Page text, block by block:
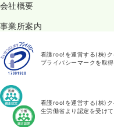
会社概要
事業所案内
看護roo!を運営する(株)ク
プライバシーマークを取得
看護roo!を運営する(株)ク
生労働省より認定を受けて